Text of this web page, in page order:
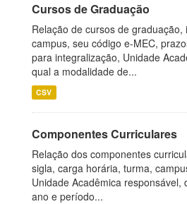
Cursos de Graduação
Relação de cursos de graduação,
campus, seu código e-MEC,
para integralização, Unidade
qual a modalidade de...
CSV
Componentes Curriculares
Relação dos componentes
sigla, carga horária, turma,
Unidade Acadêmica responsável,
ano e período...